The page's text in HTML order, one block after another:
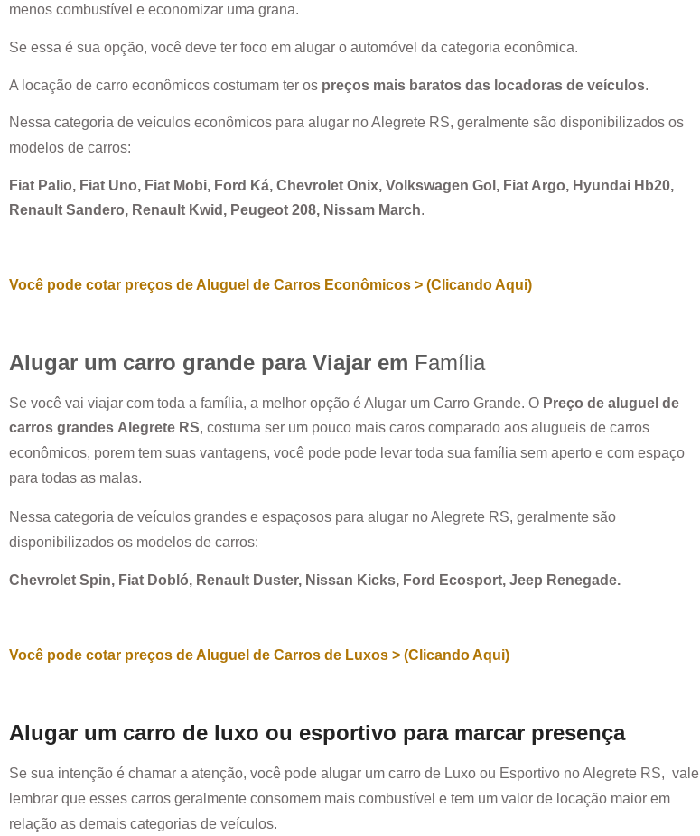
menos combustível e economizar uma grana.
Se essa é sua opção, você deve ter foco em alugar o automóvel da categoria econômica.
A locação de carro econômicos costumam ter os preços mais baratos das locadoras de veículos.
Nessa categoria de veículos econômicos para alugar noAlegrete RS, geralmente são disponibilizados os
modelos de carros:
Fiat Palio, Fiat Uno, Fiat Mobi, Ford Ká, Chevrolet Onix, Volkswagen Gol, Fiat Argo, Hyundai Hb20,
Renault Sandero, Renault Kwid, Peugeot 208, Nissam March.
Você pode cotar preços de Aluguel de Carros Econômicos > (Clicando Aqui)
Alugar um carro grande para Viajar em Família
Se você vai viajar com toda a família, a melhor opção é Alugar um Carro Grande. O Preço de aluguel de
carros grandes Alegrete RS, costuma ser um pouco mais caros comparado aos alugueis de carros
econômicos, porem tem suas vantagens, você pode pode levar toda sua família sem aperto e com espaço
para todas as malas.
Nessa categoria de veículos grandes e espaçosos para alugar noAlegrete RS, geralmente são
disponibilizados os modelos de carros:
Chevrolet Spin, Fiat Dobló, Renault Duster, Nissan Kicks, Ford Ecosport, Jeep Renegade.
Você pode cotar preços de Aluguel de Carros de Luxos > (Clicando Aqui)
Alugar um carro de luxo ou esportivo para marcar presença
Se sua intenção é chamar a atenção, você pode alugar um carro de Luxo ou Esportivo noAlegrete RS, vale
lembrar que esses carros geralmente consomem mais combustível e tem um valor de locação maior em
relação as demais categorias de veículos.